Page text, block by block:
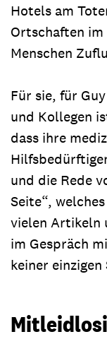
Hotels am
Ortschaften
Menschen
Für sie, für
und Kollegen
dass ihre
und die Rede
Seite“,
vielen Artikeln
im Gespräch
keiner einzigen